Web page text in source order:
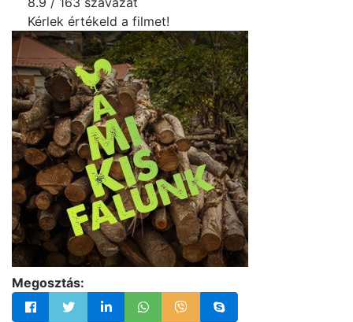
Kérlek értékeld a filmet!
Megosztás: